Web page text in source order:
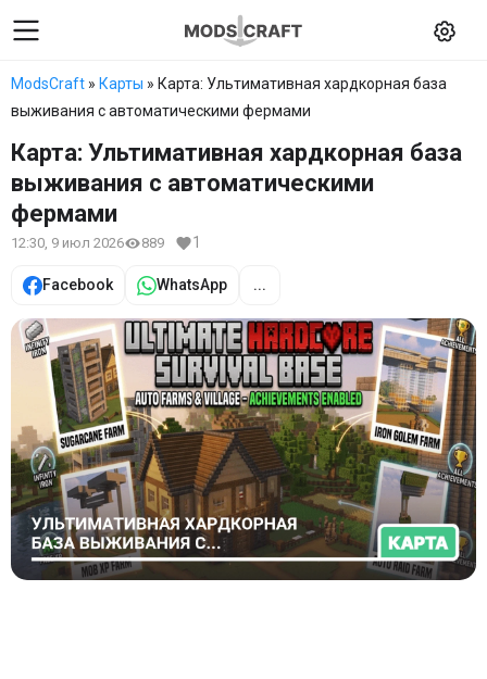
ModsCraft » Карты » Карта: Ультимативная хардкорная база
выживания с автоматическими фермами
Карта: Ультимативная хардкорная база
выживания с автоматическими
фермами
12:30, 9 июл 2026 889 1
Facebook WhatsApp ...